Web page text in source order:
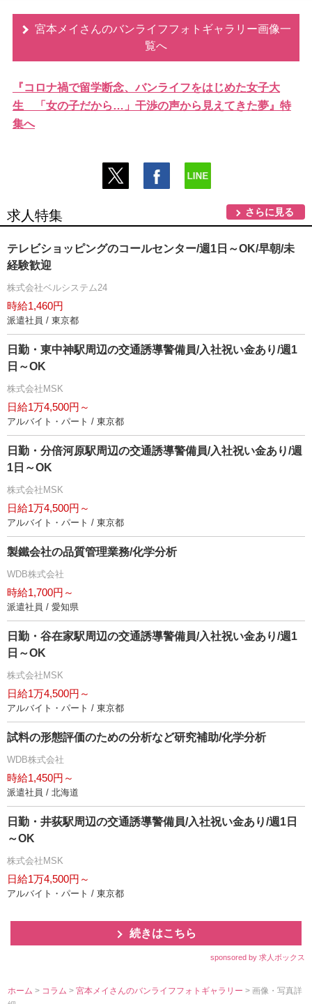
宮本メイさんのバンライフフォトギャラリー画像一
覧へ
『コロナ禍で留学断念、バンライフをはじめた女子大
生 「女の子だから…」干渉の声から見えてきた夢』特
集へ
求人特集 さらに見る
テレビショッピングのコールセンター/週1日～OK/早朝/未
経験歓迎
株式会社ベルシステム24
時給1,460円
派遣社員 / 東京都
日勤・東中神駅周辺の交通誘導警備員/入社祝い金あり/週1
日～OK
株式会社MSK
日給1万4,500円～
アルバイト・パート / 東京都
日勤・分倍河原駅周辺の交通誘導警備員/入社祝い金あり/週
1日～OK
株式会社MSK
日給1万4,500円～
アルバイト・パート / 東京都
製鐵会社の品質管理業務/化学分析
WDB株式会社
時給1,700円～
派遣社員 / 愛知県
日勤・谷在家駅周辺の交通誘導警備員/入社祝い金あり/週1
日～OK
株式会社MSK
日給1万4,500円～
アルバイト・パート / 東京都
試料の形態評価のための分析など研究補助/化学分析
WDB株式会社
時給1,450円～
派遣社員 / 北海道
日勤・井荻駅周辺の交通誘導警備員/入社祝い金あり/週1日
～OK
株式会社MSK
日給1万4,500円～
アルバイト・パート / 東京都
続きはこちら
sponsored by 求人ボックス
ホーム > コラム>宮本メイさんのバンライフフォトギャラリー> 画像・写真詳